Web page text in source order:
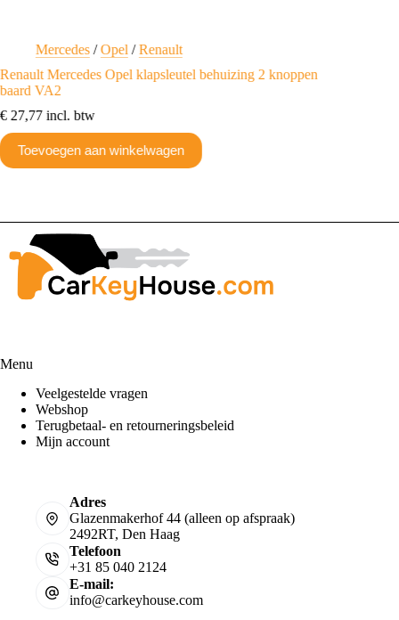
Mercedes/Opel /Renault
Renault Mercedes Opel klapsleutel behuizing 2 knoppen
baard VA2
€ 27,77 incl. btw
Toevoegen aan winkelwagen
Menu
Veelgestelde vragen
Webshop
Terugbetaal- en retourneringsbeleid
Mijn account
Adres
Glazenmakerhof 44 (alleen op afspraak)
2492RT, Den Haag
Telefoon
+31 85 040 2124
E-mail:
info@carkeyhouse.com